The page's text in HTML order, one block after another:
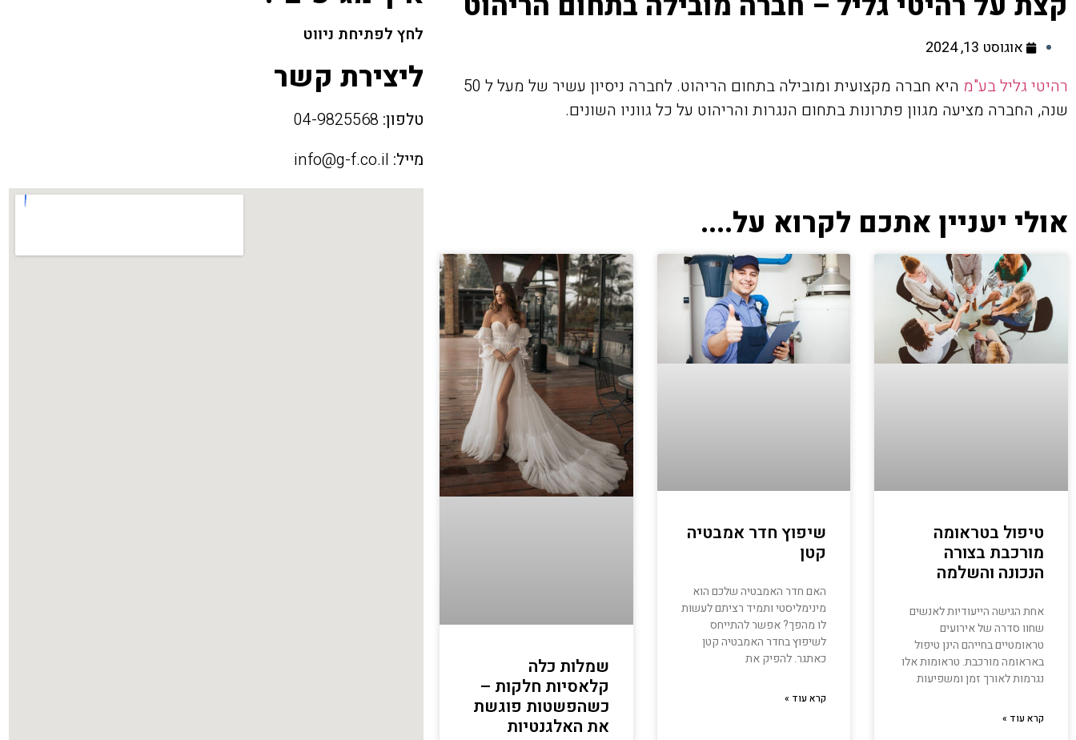
אוגוסט 13, 2024
רהיטי גליל בע"מ
היא חברה מקצועית ומובילה בתחום הריהוט. לחברה ניסיון עשיר של מעל ל 50
שנה, החברה מציעה מגוון פתרונות בתחום הנגרות והריהוט על כל גווניו השונים.
אולי יעניין אתכם לקרוא על....
טיפול בטראומה
מורכבת בצורה
הנכונה והשלמה
אחת הגישה הייעודיות לאנשים
שחוו סדרה של אירועים
טראומטיים בחייהם הינן טיפול
באראומה מורכבת. טראומות אלו
נגרמות לאורך זמן ומשפיעות
קרא עוד »
שיפוץ חדר אמבטיה
קטן
האם חדר האמבטיה שלכם הוא
מינימליסטי ותמיד רציתם לעשות
לו מהפך? אפשר להתייחס
לשיפוץ בחדר האמבטיה קטן
כאתגר. להפיק את
קרא עוד »
שמלות כלה
קלאסיות חלקות –
כשהפשטות פוגשת
את האלגנטיות
לחץ לפתיחת ניווט
ליצירת קשר
טלפון:
מייל: info@g-f.co.il